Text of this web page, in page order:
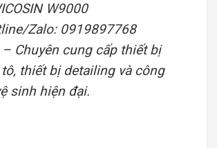
W9000
Zalo: 0919897768
– Chuyên cung cấp thiết bị
thiết bị detailing và công
sinh hiện đại.